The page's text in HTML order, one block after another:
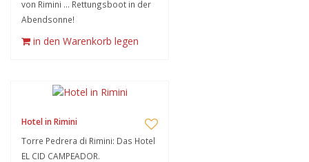
von Rimini ... Rettungsboot in der
Abendsonne!
in den Warenkorb legen
Hotel in Rimini
Torre Pedrera di Rimini: Das Hotel
EL CID CAMPEADOR.